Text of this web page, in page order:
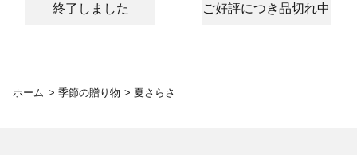
終了しました ご好評につき品切れ中
ホーム > 季節の贈り物 > 夏さらさ